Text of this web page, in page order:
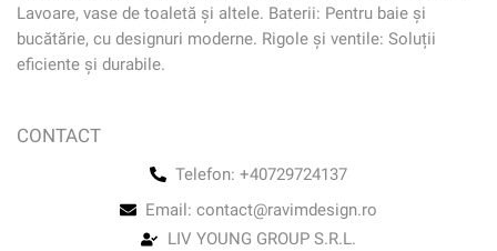
Lavoare, vase de toaletă și altele. Baterii: Pentru baie și
bucătărie, cu designuri moderne. Rigole și ventile: Soluții
eficiente și durabile.
CONTACT
Telefon: +40729724137
Email: contact@ravimdesign.ro
LIV YOUNG GROUP S.R.L.